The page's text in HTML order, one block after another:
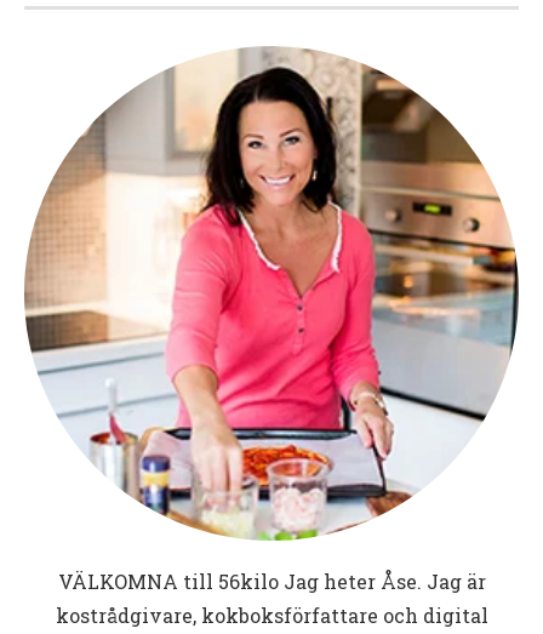
VÄLKOMNA till 56kiloJag heter Åse. Jag är
kostrådgivare, kokboksförfattare och digital